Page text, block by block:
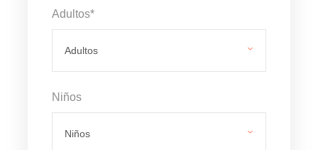
Adultos*
Niños